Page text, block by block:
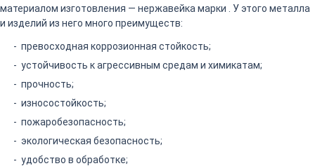
материалом изготовления — нержавейка марки . У этого металла
и изделий из него много преимуществ:
превосходная коррозионная стойкость;
устойчивость к агрессивным средам и химикатам;
прочность;
износостойкость;
пожаробезопасность;
экологическая безопасность;
удобство в обработке;